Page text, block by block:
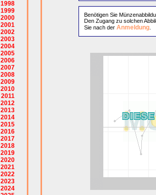
1998
1999
2000
2001
2002
2003
2004
2005
2006
2007
2008
2009
2010
2011
2012
2013
2014
2015
2016
2017
2018
2019
2020
2021
2022
2023
2024
Benötigen Sie
Den Zugang zu solchen
Sie nach der Anmeldung.